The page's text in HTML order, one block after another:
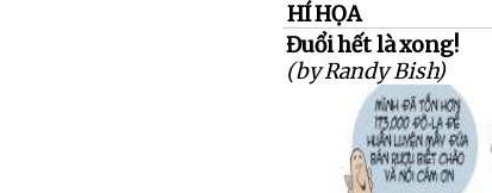
HÍ HỌA
Đuổi hết là xong!
(by Randy Bish)